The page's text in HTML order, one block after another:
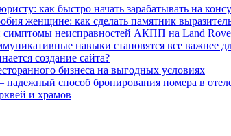
как быстро начать зарабатывать на
женщине: как сделать памятник
неисправностей АКПП на Land
навыки становятся все важнее
создание сайта?
бизнеса на выгодных условиях
надежный способ бронирования номера в
и храмов